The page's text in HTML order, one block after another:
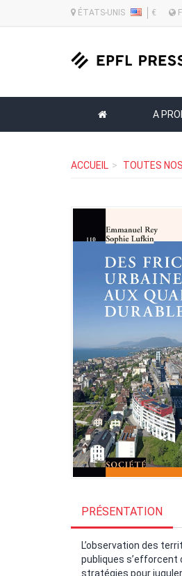
ÉTATS-UNIS €
A
ACCUEIL TOUTES
PRÉSENTATION
L’observation des
publiques s’efforcent
stratégies pour